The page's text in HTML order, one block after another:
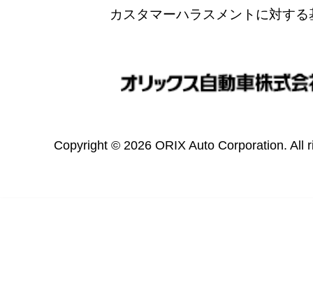
カスタマーハラスメントに対する
Copyright © 2026 ORIX Auto Corporation. All